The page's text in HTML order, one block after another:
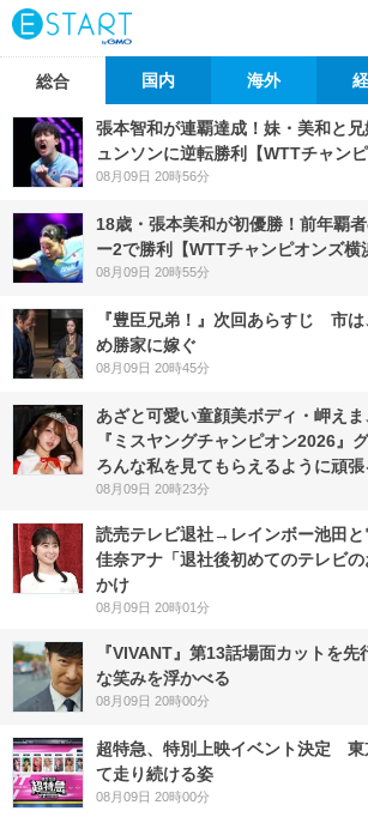
総合 国内 海外
張本智和が連覇達成！妹・美和と
ュンソンに逆転勝利【WTTチャンピ
08月09日 20時56分
18歳・張本美和が初優勝！前年覇
ー2で勝利【WTTチャンピオンズ横
08月09日 20時55分
『豊臣兄弟！』次回あらすじ 市
め勝家に嫁ぐ
08月09日 20時45分
あざと可愛い童顔美ボディ・岬え
『ミスヤングチャンピオン2026』
ろんな私を見てもらえるように頑張
08月09日 20時23分
読売テレビ退社→レインボー池田
佳奈アナ「退社後初めてのテレビ
かけ
08月09日 20時01分
『VIVANT』第13話場面カットを
な笑みを浮かべる
08月09日 20時00分
超特急、特別上映イベント決定 東
て走り続ける姿
08月09日 20時00分